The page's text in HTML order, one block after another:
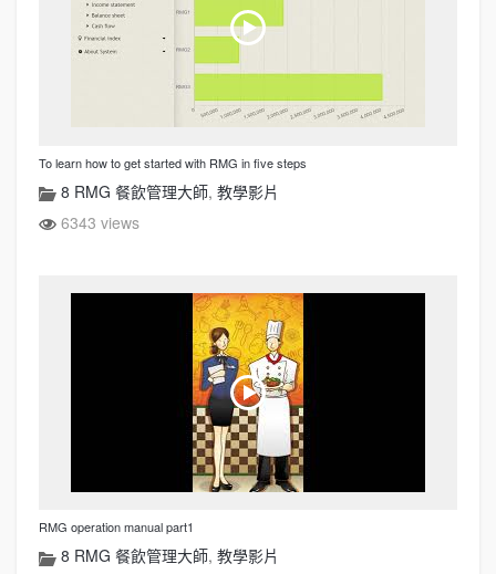
To learn how to get started with RMG in five steps
8 RMG 餐飲管理大師, 教學影片
6343 views
RMG operation manual part1
8 RMG 餐飲管理大師, 教學影片